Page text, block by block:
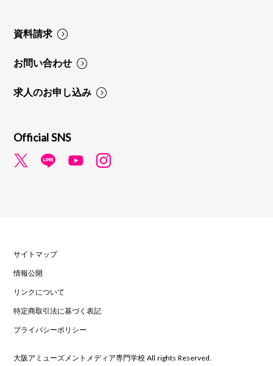
資料請求
お問い合わせ
求人のお申し込み
Official SNS
サイトマップ
情報公開
リンクについて
特定商取引法に基づく表記
プライバシーポリシー
大阪アミューズメントメディア専門学校 All rights Reserved.